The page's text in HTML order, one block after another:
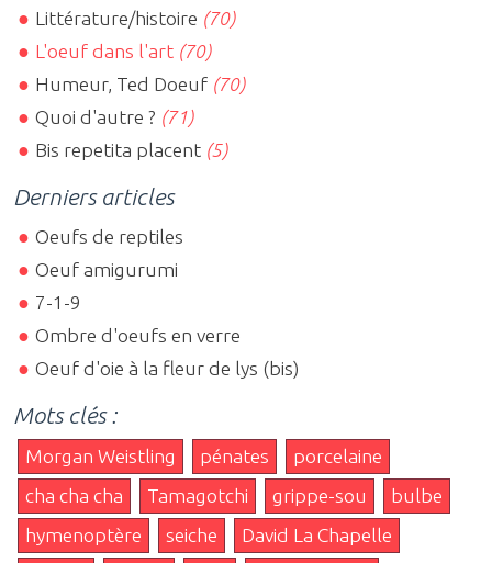
Littérature/histoire (70)
L'oeuf dans l'art (70)
Humeur, Ted Doeuf (70)
Quoi d'autre ? (71)
Bis repetita placent (5)
Derniers articles
Oeufs de reptiles
Oeuf amigurumi
7-1-9
Ombre d'oeufs en verre
Oeuf d'oie à la fleur de lys (bis)
Mots clés :
Morgan Weistling pénates
porcelaine
cha cha cha
Tamagotchi grippe-sou
bulbe
hymenoptère
seiche
David La Chapelle